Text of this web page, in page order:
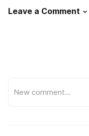
Leave a Comment